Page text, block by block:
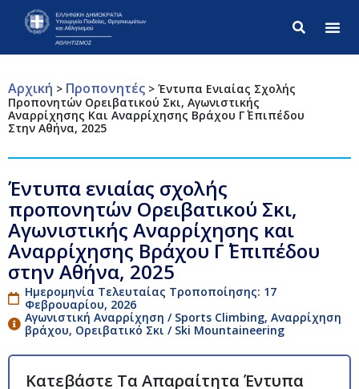
Αρχική > Προπονητές > Έντυπα Ενιαίας Σχολής
Προπονητών Ορειβατικού Σκι, Αγωνιστικής
Αναρρίχησης Και Αναρρίχησης Βράχου Γ΄ Επιπέδου
Στην Αθήνα, 2025
Έντυπα ενιαίας σχολής
προπονητών Ορειβατικού Σκι,
Αγωνιστικής Αναρρίχησης και
Αναρρίχησης Βράχου Γ΄ Επιπέδου
στην Αθήνα, 2025
Ημερομηνία Τελευταίας Τροποποίησης: 17
Φεβρουαρίου, 2026
Αγωνιστική Αναρρίχηση / Sports Climbing, Αναρρίχηση
βράχου, Ορειβατικό Σκι / Ski Μountaineering